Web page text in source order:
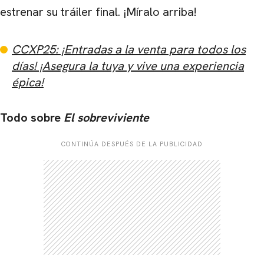
estrenar su tráiler final. ¡Míralo arriba!
CCXP25: ¡Entradas a la venta para todos los
días! ¡Asegura la tuya y vive una experiencia
épica!
Todo sobre El sobreviviente
CONTINÚA DESPUÉS DE LA PUBLICIDAD